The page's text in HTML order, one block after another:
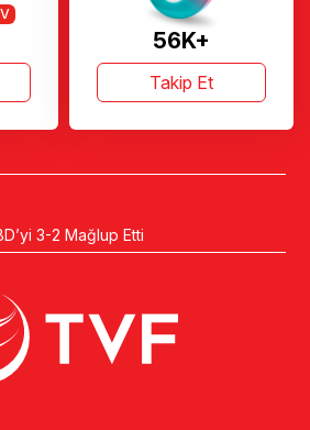
56K+
Takip Et
3-2 Mağlup Etti